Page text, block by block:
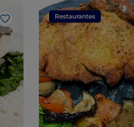
Me gusta
Restaurantes